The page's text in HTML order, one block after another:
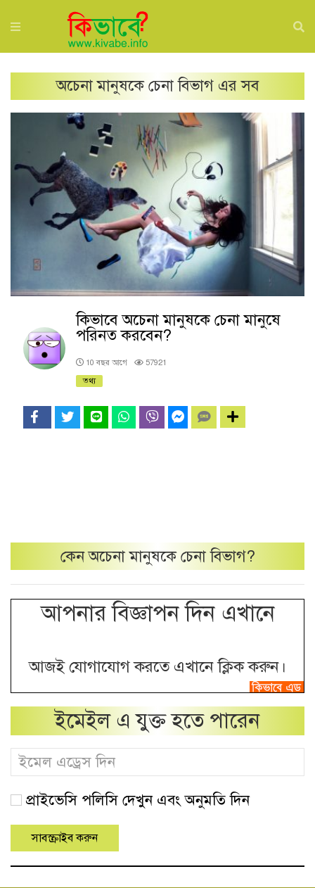
অচেনা মানুষকে চেনাবিভাগ এর সব
কিভাবে অচেনা মানুষকে চেনা মানুষে
পরিনত করবেন?
10 বছর আগে
57921
তথ্য
কেনঅচেনা মানুষকে চেনাবিভাগ?
আপনার বিজ্ঞাপন দিন এখানে
আজই যোগাযোগ করতে এখানে ক্লিক করুন।
ইমেইল এ যুক্ত হতে পারেন
প্রাইভেসি পলিসি দেখুন এবং অনুমতি দিন